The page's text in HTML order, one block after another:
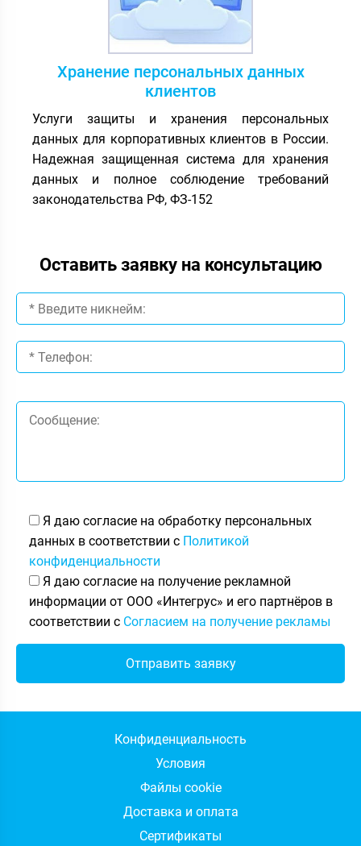
Хранение персональных данных
клиентов
Услуги защиты и хранения персональных
данных для корпоративных клиентов в России.
Надежная защищенная система для хранения
данных и полное соблюдение требований
законодательства РФ, ФЗ-152
Оставить заявку на консультацию
Я даю согласие на обработку персональных
данных в соответствии с Политикой
конфиденциальности
Я даю согласие на получение рекламной
информации от ООО «Интегрус» и его партнёров в
соответствии с Согласием на получение рекламы
Конфиденциальность
Условия
Файлы cookie
Доставка и оплата
Сертификаты